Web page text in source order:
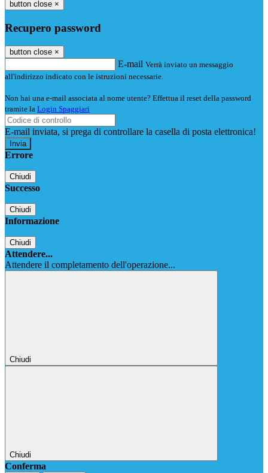
button close ×
Recupero password
button close ×
E-mail Verrà inviato un messaggio
all'indirizzo indicato con le istruzioni necessarie.
Non hai una e-mail associata al nome utente? Effettua il reset della password
tramite la Login Spaggiari
E-mail inviata, si prega di controllare la casella di posta elettronica!
Errore
Chiudi
Successo
Chiudi
Informazione
Chiudi
Attendere...
Attendere il completamento dell'operazione...
Chiudi
Chiudi
Conferma